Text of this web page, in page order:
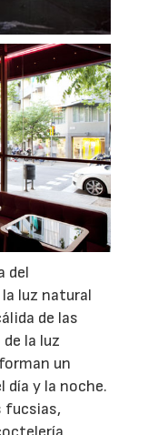
del
luz natural
de las
la luz
un
día y la noche.
fucsias,